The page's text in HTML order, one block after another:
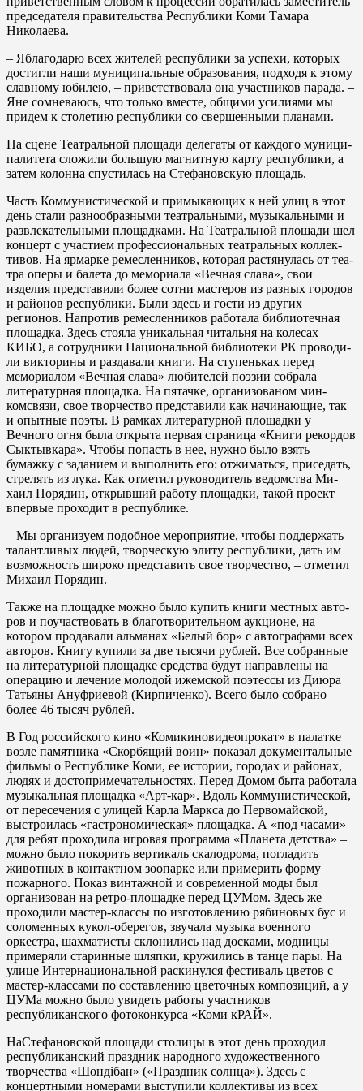
председа­теля правительства Республики Коми Тамара
Николаева.
– Яблагодарю всех жителей республики за успехи, которых
до­стигли наши муниципальные об­разования, подходя к этому
слав­ному юбилею, – приветствовала она участников парада. –
Яне со­мневаюсь, что только вместе, об­щими усилиями мы
придем к сто­летию республики со свершенны­ми планами.
На сцене Театральной площа­ди делегаты от каждого муници­
палитета сложили большую маг­нитную карту республики, а
затем колонна спустилась на Стефанов­скую площадь.
Часть Коммунистической и примыкающих к ней улиц в этот
день стали разнообразны­ми театральными, музыкальны­ми и
развлекательными площад­ками. На Театральной площади шел
концерт с участием профес­сиональных театральных коллек­
тивов. На ярмарке ремесленни­ков, которая растянулась от теа­
тра оперы и балета до мемориа­ла «Вечная слава», свои
изделия представили более сотни масте­ров из разных городов
и райо­нов республики. Были здесь и го­сти из других
регионов. Напро­тив ремесленников работала би­блиотечная
площадка. Здесь сто­яла уникальная читальня на ко­лесах
КИБО, а сотрудники Нацио­нальной библиотеки РК проводи­
ли викторины и раздавали книги. На ступеньках перед
мемориалом «Вечная слава» любителей поэзии собрала
литературная площадка. На пятачке, организованом мин­
комсвязи, свое творчество пред­ставили как начинающие, так
и опытные поэты. В рамках литера­турной площадки у
Вечного огня была открыта первая страница «Книги рекордов
Сыктывкара». Чтобы попасть в нее, нужно было взять
бумажку с заданием и вы­полнить его: отжиматься, присе­дать,
стрелять из лука. Как отме­тил руководитель ведомства Ми­
хаил Порядин, открывший работу площадки, такой проект
впервые проходит в республике.
– Мы организуем подобное мероприятие, чтобы поддержать
талантливых людей, творческую элиту республики, дать им
воз­можность широко представить свое творчество, – отметил
Миха­ил Порядин.
Также на площадке можно было купить книги местных авто­
ров и поучаствовать в благотво­рительном аукционе, на
котором продавали альманах «Белый бор» с автографами всех
авторов. Кни­гу купили за две тысячи рублей. Все собранные
на литературной площадке средства будут направ­лены на
операцию и лечение мо­лодой ижемской поэтессы из Ди­юра
Татьяны Ануфриевой (Кирпи­ченко). Всего было собрано
более 46 тысяч рублей.
В Год российского кино «Коми­киновидеопрокат» в палатке
воз­ле памятника «Скорбящий воин» показал документальные
фильмы о Республике Коми, ее истории, городах и районах,
людях и досто­примечательностях. Перед Домом быта работала
музыкальная пло­щадка «Арт-кар». Вдоль Коммуни­стической,
от пересечения с ули­цей Карла Маркса до Первомай­ской,
выстроилась «гастрономи­ческая» площадка. А «под часами»
для ребят проходила игровая про­грамма «Планета детства» –
мож­но было покорить вертикаль ска­лодрома, погладить
животных в контактном зоопарке или приме­рить форму
пожарного. Показ вин­тажной и современной моды был
организован на ретро-площадке перед ЦУМом. Здесь же
проходи­ли мастер-классы по изготовле­нию рябиновых бус и
соломенных кукол-оберегов, звучала музыка военного
оркестра, шахматисты склонились над досками, модни­цы
примеряли старинные шляп­ки, кружились в танце пары. На
улице Интернациональной раски­нулся фестиваль цветов с
мастер-классами по составлению цветоч­ных композиций, а у
ЦУМа можно было увидеть работы участников
республиканского фотоконкурса «Коми кРАЙ».
НаСтефановской площади столицы в этот день про­ходил
республиканский празд­ник народного художественного
творчества «Шондiбан» («Празд­ник солнца»). Здесь с
концертны­ми номерами выступили коллек­тивы из всех